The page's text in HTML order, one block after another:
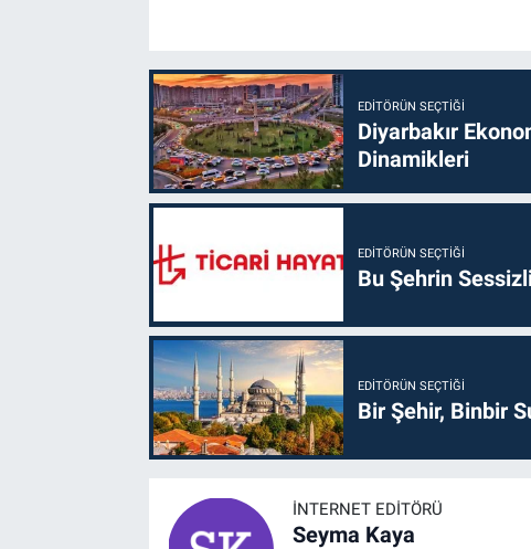
EDITÖRÜN SEÇTIĞI
Diyarbakır
Dinamikleri
EDITÖRÜN SEÇTIĞI
Bu Şehrin
EDITÖRÜN SEÇTIĞI
Bir Şehir, Binbir
İNTERNET EDITÖRÜ
Seyma Kaya